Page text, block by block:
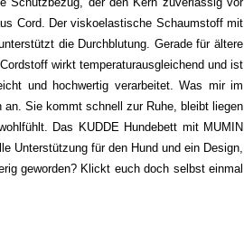
Cord. Der viskoelastische Schaumstoff mit
die Durchblutung. Gerade für ältere
wirkt temperaturausgleichend und ist
und hochwertig verarbeitet. Was mir im
Sie kommt schnell zur Ruhe, bleibt liegen
Das KUDDE Hundebett mit MUMIN
Unterstützung für den Hund und ein Design,
geworden? Klickt euch doch selbst einmal